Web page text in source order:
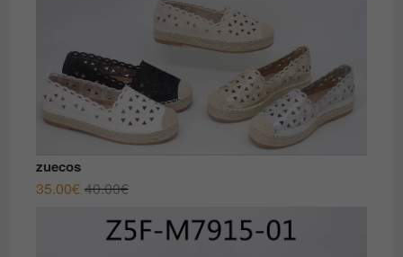
zuecos
40.00€El
original
35.00€
El
actual